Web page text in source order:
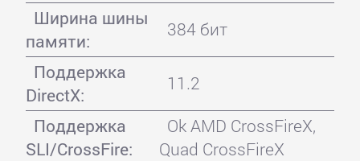
Ширина шины
памяти:
384 бит
Поддержка
DirectX:
11.2
Поддержка
SLI/CrossFire:
Ok AMD CrossFireX,
Quad CrossFireX